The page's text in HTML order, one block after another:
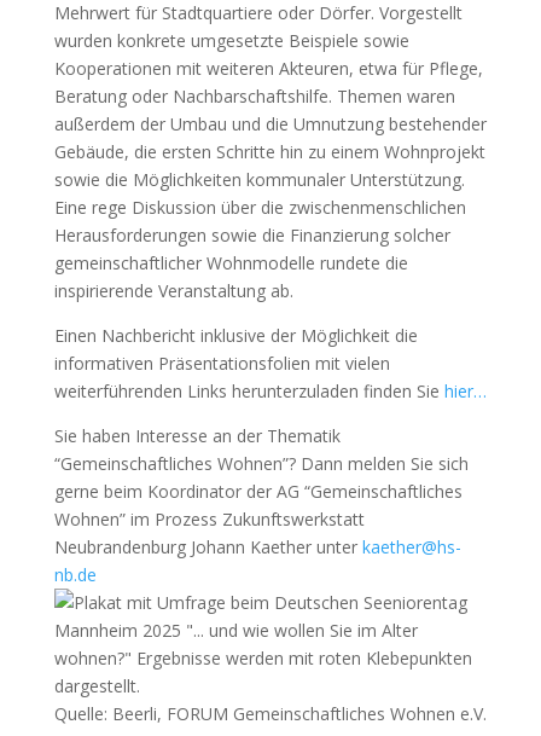
Mehrwert für Stadtquartiere oder Dörfer. Vorgestellt
wurden konkrete umgesetzte Beispiele sowie
Kooperationen mit weiteren Akteuren, etwa für Pflege,
Beratung oder Nachbarschaftshilfe. Themen waren
außerdem der Umbau und die Umnutzung bestehender
Gebäude, die ersten Schritte hin zu einem Wohnprojekt
sowie die Möglichkeiten kommunaler Unterstützung.
Eine rege Diskussion über die zwischenmenschlichen
Herausforderungen sowie die Finanzierung solcher
gemeinschaftlicher Wohnmodelle rundete die
inspirierende Veranstaltung ab.
Einen Nachbericht inklusive der Möglichkeit die
informativen Präsentationsfolien mit vielen
weiterführenden Links herunterzuladen finden Sie hier…
Sie haben Interesse an der Thematik
“Gemeinschaftliches Wohnen”? Dann melden Sie sich
gerne beim Koordinator der AG “Gemeinschaftliches
Wohnen” im Prozess Zukunftswerkstatt
Neubrandenburg Johann Kaether unter kaether@hs-
nb.de
Quelle: Beerli, FORUM Gemeinschaftliches Wohnen e.V.